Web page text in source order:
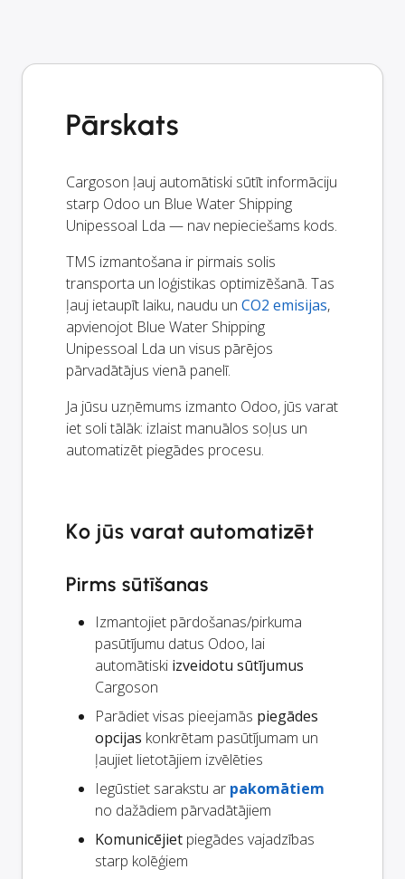
Pārskats
Cargoson ļauj automātiski sūtīt informāciju
starp Odoo un Blue Water Shipping
Unipessoal Lda — nav nepieciešams kods.
TMS izmantošana ir pirmais solis
transporta un loģistikas optimizēšanā. Tas
ļauj ietaupīt laiku, naudu un CO2 emisijas,
apvienojot Blue Water Shipping
Unipessoal Lda un visus pārējos
pārvadātājus vienā panelī.
Ja jūsu uzņēmums izmanto Odoo, jūs varat
iet soli tālāk: izlaist manuālos soļus un
automatizēt piegādes procesu.
Ko jūs varat automatizēt
Pirms sūtīšanas
Izmantojiet pārdošanas/pirkuma
pasūtījumu datus Odoo, lai
automātiski izveidotu sūtījumus
Cargoson
Parādiet visas pieejamās piegādes
opcijas konkrētam pasūtījumam un
ļaujiet lietotājiem izvēlēties
Iegūstiet sarakstu ar pakomātiem
no dažādiem pārvadātājiem
Komunicējiet piegādes vajadzības
starp kolēģiem